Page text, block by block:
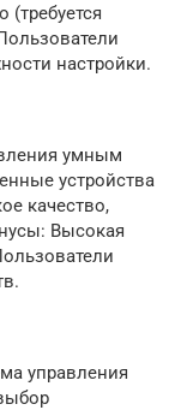
настройки.
умным
устройства
качество,
Высокая
управления